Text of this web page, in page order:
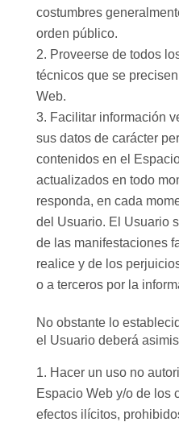
costumbres
orden público.
Proveerse de todos
técnicos que se
Web.
Facilitar información
sus datos de carácter
contenidos en el
actualizados en todo
responda, en cada
del Usuario. El Usuario
de las manifestaciones
realice y de los
o a terceros por la
No obstante lo
el Usuario deberá
Hacer un uso no
Espacio Web y/o de los
efectos ilícitos,